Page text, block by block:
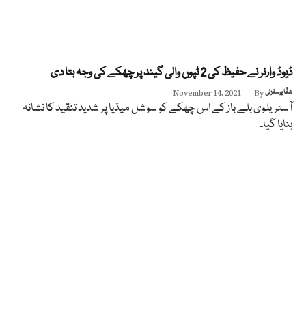
ڈیوڈ وارنر نے حفیظ کی 2 ٹپوں والی گیند پر چھکے کی وجہ بتا دی
November 14, 2021 Byشفّا یوسفزئی
آسٹریلوی بلے باز کے اس چھکے کو سوشل میڈیا پر شدید تنقید کا نشانہ
بنایا گیا۔